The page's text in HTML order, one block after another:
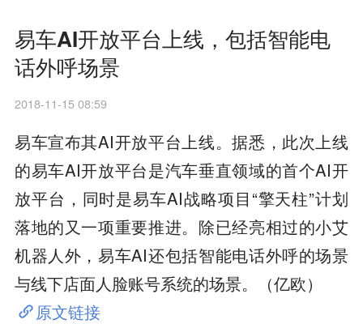
易车AI开放平台上线，包括智能电
话外呼场景
2018-11-15 08:59
易车宣布其AI开放平台上线。据悉，此次上线
的易车AI开放平台是汽车垂直领域的首个AI开
放平台，同时是易车AI战略项目“擎天柱”计划
落地的又一项重要推进。除已经亮相过的小艾
机器人外，易车AI还包括智能电话外呼的场景
与线下店面人脸账号系统的场景。（亿欧）
原文链接